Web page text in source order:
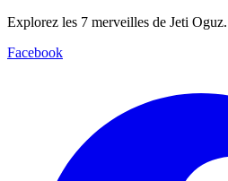
Explorez les 7 merveilles de Jeti Oguz.
Facebook